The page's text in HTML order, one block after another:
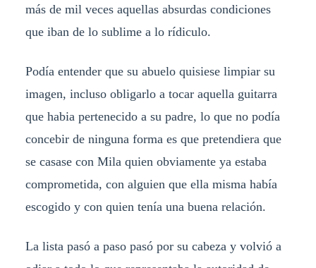
más de mil veces aquellas absurdas condiciones
que iban de lo sublime a lo rídiculo.
Podía entender que su abuelo quisiese limpiar su
imagen, incluso obligarlo a tocar aquella guitarra
que habia pertenecido a su padre, lo que no podía
concebir de ninguna forma es que pretendiera que
se casase con Mila quien obviamente ya estaba
comprometida, con alguien que ella misma había
escogido y con quien tenía una buena relación.
La lista pasó a paso pasó por su cabeza y volvió a